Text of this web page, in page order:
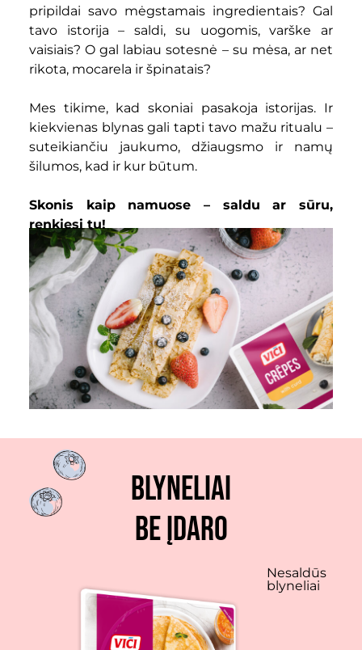
pripildai savo mėgstamais ingredientais? Gal
tavo istorija – saldi, su uogomis, varške ar
vaisiais? O gal labiau sotesnė – su mėsa, ar net
rikota, mocarela ir špinatais?
Mes tikime, kad skoniai pasakoja istorijas. Ir
kiekvienas blynas gali tapti tavo mažu ritualu –
suteikiančiu jaukumo, džiaugsmo ir namų
šilumos, kad ir kur būtum.
Skonis kaip namuose – saldu ar sūru,
renkiesi tu!
Blyneliai
be įdaro